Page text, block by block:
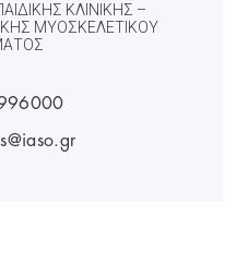
ΚΛΙΝΙΚΉΣ –
ΜΥΟΣΚΕΛΕΤΙΚΟΎ